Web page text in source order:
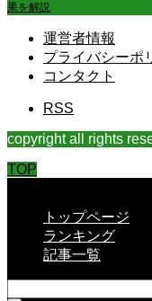
果を解説
運営者情報
プライバシーポ
コンタクト
RSS
copyright all rights
TOP
トップページ
ランキング
記事一覧